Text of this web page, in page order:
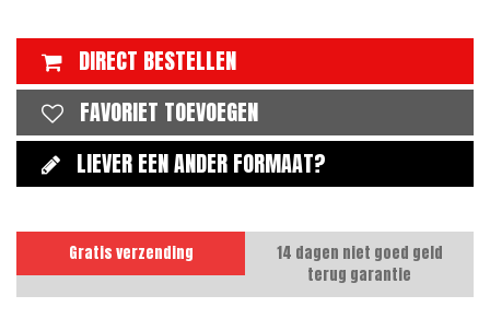
DIRECT BESTELLEN
FAVORIET TOEVOEGEN
LIEVER EEN ANDER FORMAAT?
Gratis verzending
14 dagen niet goed geld
terug garantie